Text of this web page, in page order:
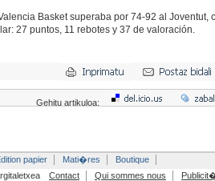
Basket superaba por 74-92 al Joventut,
27 puntos, 11 rebotes y 37 de valoración.
Gehitu artikuloa:
papier Mati�res
Boutique
Contact Qui sommes nous